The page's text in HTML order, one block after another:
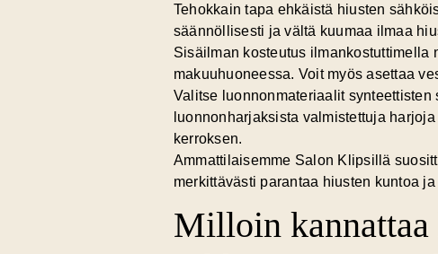
Tehokkain tapa ehkäistä hiusten
säännöllisesti ja vältä kuumaa ilmaa
Sisäilman kosteutus ilmankostuttimella
makuuhuoneessa. Voit myös asettaa
Valitse luonnonmateriaalit
luonnonharjaksista valmistettuja
kerroksen.
Ammattilaisemme Salon Klipsillä
merkittävästi parantaa hiusten kuntoa
Milloin kannattaa